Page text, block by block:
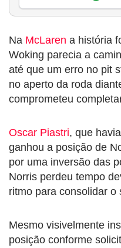
Na McLaren a história
Woking parecia a
até que um erro no pit
no aperto da roda
comprometeu
Oscar Piastri, que
ganhou a posição de
por uma inversão das
Norris perdeu tempo
ritmo para consolidar o
Mesmo visivelmente
posição conforme